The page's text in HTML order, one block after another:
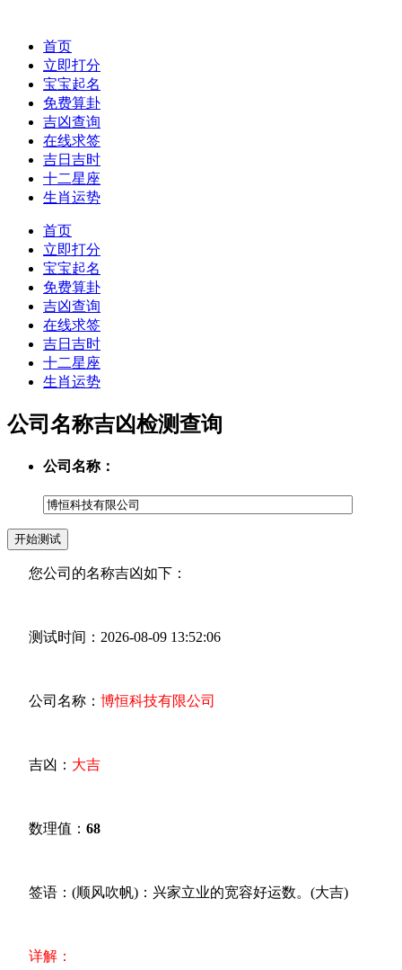
首页
立即打分
宝宝起名
免费算卦
吉凶查询
在线求签
吉日吉时
十二星座
生肖运势
首页
立即打分
宝宝起名
免费算卦
吉凶查询
在线求签
吉日吉时
十二星座
生肖运势
公司名称吉凶检测查询
公司名称：
您公司的名称吉凶如下：
测试时间：2026-08-09 13:52:06
公司名称： 博恒科技有限公司
吉凶： 大吉
数理值： 68
签语：(顺风吹帆)：兴家立业的宽容好运数。(大吉)
详解：